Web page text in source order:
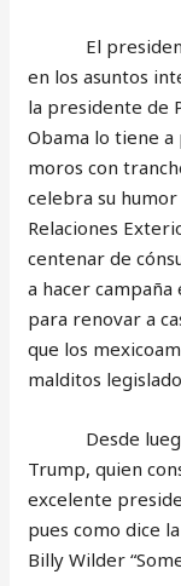
El presidente
en los asuntos
la presidente de
Obama lo tiene
moros con
celebra su
Relaciones
centenar de
a hacer
para renovar a
que los
malditos
Desde luego,
Trump, quien
excelente
pues como dice
Billy Wilder